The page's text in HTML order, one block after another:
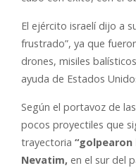
El ejército israelí dijo a
frustrado”, ya que
drones, misiles
ayuda de Estados
Según el portavoz de
pocos proyectiles que
trayectoria “golpearon
Nevatim, en el sur del